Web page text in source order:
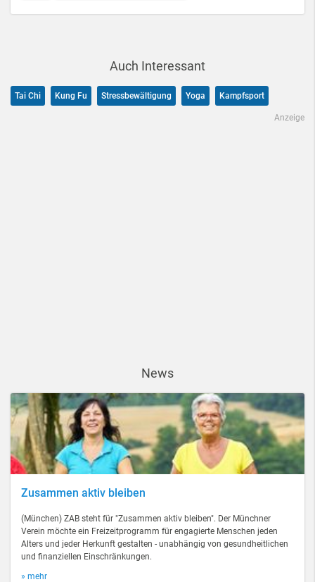
Auch Interessant
Tai Chi Kung Fu Stressbewältigung Yoga Kampfsport
Anzeige
News
Zusammen aktiv bleiben
(München) ZAB steht für "Zusammen aktiv bleiben". Der Münchner
Verein möchte ein Freizeitprogramm für engagierte Menschen jeden
Alters und jeder Herkunft gestalten - unabhängig von gesundheitlichen
und finanziellen Einschränkungen.
» mehr